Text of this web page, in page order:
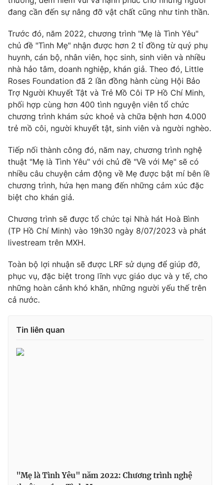
Chuyên mục khác
Emagazine Podcast
Photo Infographic
Video Shorts video
VTV Money VTV Thể thao
VTV Sức khoẻ Bất động sản
Thị trường 24h Tấm lòng Việt
VTV4
VTV9 VTV8
Liên hệ tòa soạn English
Theo dõi báo trên
Tổng đài VTV:024.38 355 931 - 024.38 355 932
đang cần đến sự nâng đỡ vật chất cũng như tinh thần.
Trước đó, năm 2022, chương trình "Mẹ là Tình Yêu"
chủ đề "Tình Mẹ" nhận được hơn 2 tỉ đồng từ quý phụ
huynh, cán bộ, nhân viên, học sinh, sinh viên và nhiều
nhà hảo tâm, doanh nghiệp, khán giả. Theo đó, Little
Roses Foundation đã 2 lần đồng hành cùng Hội Bảo
Trợ Người Khuyết Tật và Trẻ Mồ Côi TP Hồ Chí Minh,
phối hợp cùng hơn 400 tình nguyện viên tổ chức
chương trình khám sức khoẻ và chữa bệnh hơn 4.000
trẻ mồ côi, người khuyết tật, sinh viên và người nghèo.
Tiếp nối thành công đó, năm nay, chương trình nghệ
thuật "Mẹ là Tình Yêu" với chủ đề "Về với Mẹ" sẽ có
nhiều câu chuyện cảm động về Mẹ được bật mí bên lề
chương trình, hứa hẹn mang đến những cảm xúc đặc
biệt cho khán giả.
Chương trình sẽ được tổ chức tại Nhà hát Hoà Bình
(TP Hồ Chí Minh) vào 19h30 ngày 8/07/2023 và phát
livestream trên MXH.
Toàn bộ lợi nhuận sẽ được LRF sử dụng để giúp đỡ,
phục vụ, đặc biệt trong lĩnh vực giáo dục và y tế, cho
những hoàn cảnh khó khăn, những người yếu thế trên
cả nước.
Tin liên quan
"Mẹ là Tình Yêu" năm 2022: Chương trình nghệ